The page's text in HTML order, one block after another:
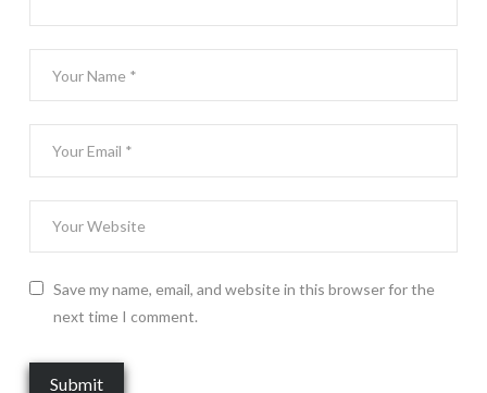
Save my name, email, and website in this browser for the
next time I comment.